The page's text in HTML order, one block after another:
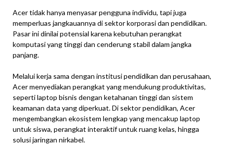
Acer tidak hanya menyasar pengguna individu, tapi juga
memperluas jangkauannya di sektor korporasi dan pendidikan.
Pasar ini dinilai potensial karena kebutuhan perangkat
komputasi yang tinggi dan cenderung stabil dalam jangka
panjang.
Melalui kerja sama dengan institusi pendidikan dan perusahaan,
Acer menyediakan perangkat yang mendukung produktivitas,
seperti laptop bisnis dengan ketahanan tinggi dan sistem
keamanan data yang diperkuat. Di sektor pendidikan, Acer
mengembangkan ekosistem lengkap yang mencakup laptop
untuk siswa, perangkat interaktif untuk ruang kelas, hingga
solusi jaringan nirkabel.